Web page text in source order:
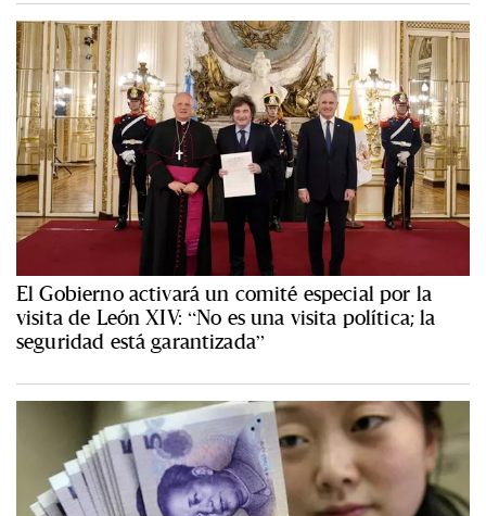
El Gobierno activará un comité especial por la
visita de León XIV: “No es una visita política; la
seguridad está garantizada”